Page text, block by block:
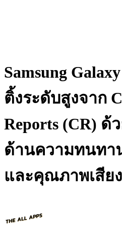
Samsung
ติ้งระดับสูงจาก
Reports (CR)
ด้านความทนทา
และคุณภาพเสียง